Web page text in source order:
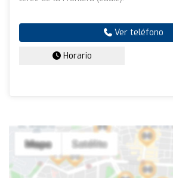
Ver teléfono
Horario